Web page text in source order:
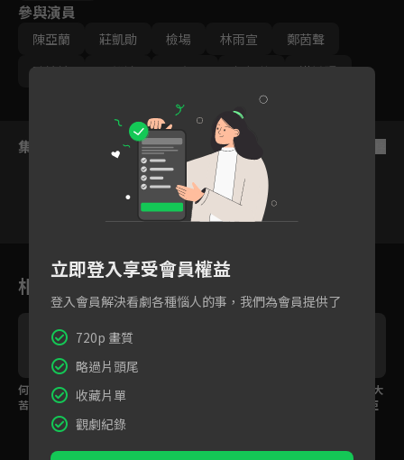
參與演員
陳亞蘭 莊凱勛 檢場 林雨宣
鄭茵聲
陳婉婷
羅裕誴 羅文君 何佩芸 洪毓璟
集數列表
2 3
相關花絮
何佩芸離團竟是真的有
苦衷？
EP10預告：林雨宣挑大
樑重振戲班，不怕陳亞
立即登入享受會員權益
登入會員解決看劇各種惱人的事，我們為會員提供了
720p 畫質
略過片頭尾
收藏片單
觀劇紀錄